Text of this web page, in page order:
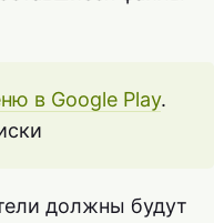
в Google Play.
должны будут